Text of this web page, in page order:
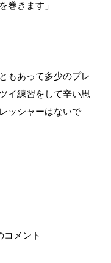
巻きます」
もあって多少のプレ
イ練習をして辛い思
ッシャーはないで
コメント